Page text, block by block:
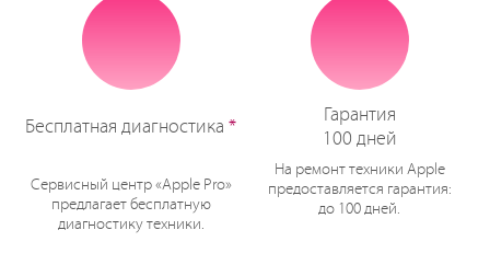
Бесплатная диагностика *
Сервисный центр «Apple Pro»
предлагает бесплатную
диагностику техники.
Гарантия
100 дней
На ремонт техники Apple
предоставляется гарантия:
до 100 дней.